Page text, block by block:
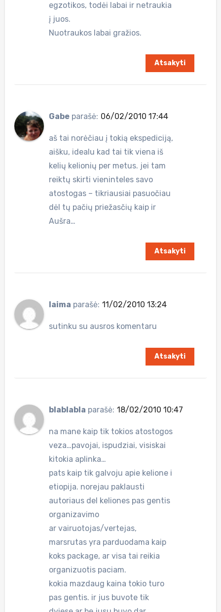
egzotikos, todėi labai ir netraukia
į juos.
Nuotraukos labai gražios.
Atsakyti
Gabe parašė: 06/02/2010 17:44
aš tai norėčiau į tokią ekspediciją,
aišku, idealu kad tai tik viena iš
kelių kelionių per metus. jei tam
reiktų skirti vieninteles savo
atostogas – tikriausiai pasuočiau
dėl tų pačių priežasčių kaip ir
Aušra…
Atsakyti
laima parašė: 11/02/2010 13:24
sutinku su ausros komentaru
Atsakyti
blablabla parašė: 18/02/2010 10:47
na mane kaip tik tokios atostogos
veza…pavojai, ispudziai, visiskai
kitokia aplinka…
pats kaip tik galvoju apie kelione i
etiopija. norejau paklausti
autoriaus del keliones pas gentis
organizavimo
ar vairuotojas/vertejas,
marsrutas yra parduodama kaip
koks package, ar visa tai reikia
organizuotis paciam.
kokia mazdaug kaina tokio turo
pas gentis. ir jus buvote tik